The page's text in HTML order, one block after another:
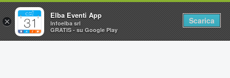
Home
×
Elba Eventi App
Infoelba srl
GRATIS - su Google Play
Scarica